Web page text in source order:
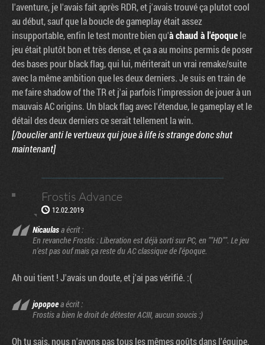
l'aventure, je l'avais fait après RDR, et j'avais trouvé ça plutot cool
au début, sauf que la boucle de gameplay était assez
insupportable, enfin le test montre bien qu'à chaud à l'époquele
jeu était plutôt bon et très dense, et ça a au moins permis de poser
des bases pour black flag, qui lui, mériterait un vrai remake/suite
avec la même ambition que les deux derniers. Je suis en train de
me faire shadow of the TR et j'ai parfois l'impression de jouer à un
mauvais AC origins. Un black flag avec l'étendue, le gameplay et le
détail des deux derniers ce serait tellement la win.
[/bouclier anti le vertueux qui joue à life is strange donc shut
maintenant]
Frostis Advance
12.02.2019
Nicaulasa écrit :
En revanche Frostis : Liberation est déjà sorti sur PC, en ""HD"". Le jeu
n'est pas ouf mais ça reste du AC classique de l'époque.
Ah oui tient ! J'avais un doute, et j'ai pas vérifié. :(
jopopoea écrit :
Frostis a bien le droit de détester ACIII, aucun soucis :)
Oh tu sais, nous n'avons pas tous les mêmes goûts dans l'équipe.